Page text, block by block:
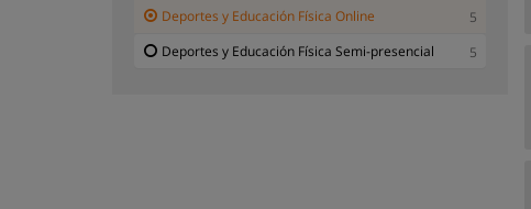
Deportes y Educación Física Online
5
Deportes y Educación Física Semi-presencial
5